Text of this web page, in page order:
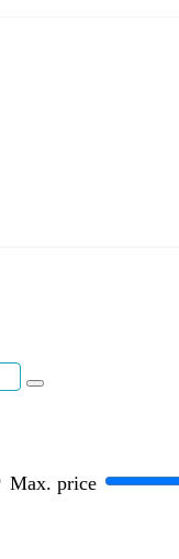
Max. price